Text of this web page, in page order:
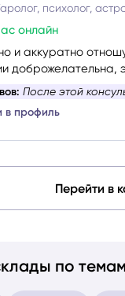
психолог,
онлайн
и аккуратно
доброжелательна,
атмосферу.
После этой
в профиль
Перейти в
по